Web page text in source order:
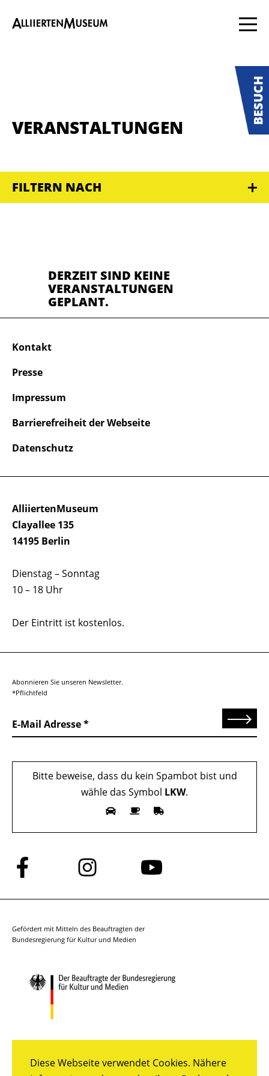
Diese Webseite verwendet Cookies. Nähere
VERANSTALTUNGEN
FILTERN NACH
DERZEIT SIND KEINE
VERANSTALTUNGEN
GEPLANT.
AlliiertenMuseum
Clayallee 135
14195 Berlin
Dienstag – Sonntag
10 – 18 Uhr
Der Eintritt ist kostenlos.
Kontakt
Presse
Impressum
Barrierefreiheit der Webseite
Datenschutz
Abonnieren Sie unseren Newsletter.
*Pflichtfeld
E-Mail Adresse Senden
Bitte beweise, dass du kein Spambot bist und
wähle das Symbol LKW.
Folge
uns
auf
Folge
uns
auf
Folge
auf
Gefördert mit Mitteln des Beauftragten der
Bundesregierung für Kultur und Medien